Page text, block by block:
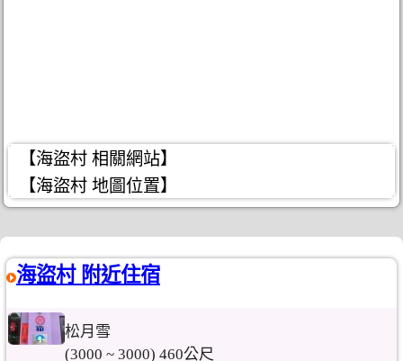
【海盜村 相關網站】
【海盜村 地圖位置】
海盜村 附近住宿
松月雪
(3000 ~ 3000) 460公尺